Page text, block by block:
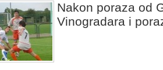
Nakon poraza od
Vinogradara i